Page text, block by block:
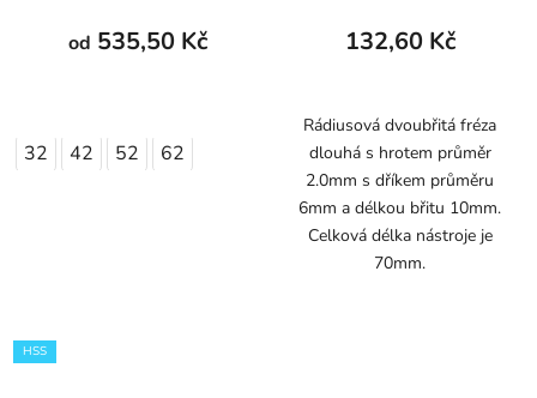
od 535,50 Kč
32 42 52 62
132,60 Kč
Rádiusová dvoubřitá fréza
dlouhá s hrotem průměr
2.0mm s dříkem průměru
6mm a délkou břitu 10mm.
Celková délka nástroje je
70mm.
HSS